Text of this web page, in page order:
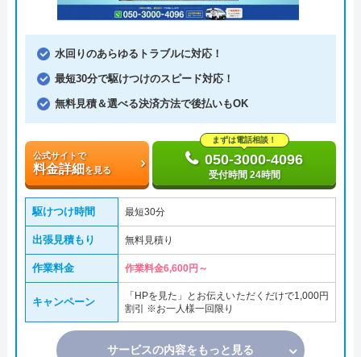
水回りのあらゆるトラブルに対応！
最短30分で駆けつけのスピード対応！
無料見積＆選べる決済方法で後払いもOK
公式サイトで
料金詳細を見る
まずは電話相談！
050-3000-4096
受付時間 24時間
駆けつけ時間 最短30分
出張見積もり 無料見積り
作業料金 作業料金6,600円～
キャンペーン
「HPを見た」とお伝えいただくだけで1,000円
割引 ※お一人様一回限り
サービスの内容をもっと見る